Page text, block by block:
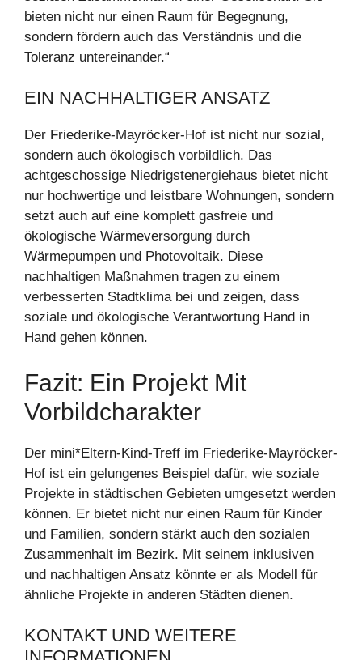
bieten nicht nur einen Raum für Begegnung,
sondern fördern auch das Verständnis und die
Toleranz untereinander.“
EIN NACHHALTIGER ANSATZ
Der Friederike-Mayröcker-Hof ist nicht nur sozial,
sondern auch ökologisch vorbildlich. Das
achtgeschossige Niedrigstenergiehaus bietet nicht
nur hochwertige und leistbare Wohnungen, sondern
setzt auch auf eine komplett gasfreie und
ökologische Wärmeversorgung durch
Wärmepumpen und Photovoltaik. Diese
nachhaltigen Maßnahmen tragen zu einem
verbesserten Stadtklima bei und zeigen, dass
soziale und ökologische Verantwortung Hand in
Hand gehen können.
Fazit: Ein Projekt Mit
Vorbildcharakter
Der mini*Eltern-Kind-Treff im Friederike-Mayröcker-
Hof ist ein gelungenes Beispiel dafür, wie soziale
Projekte in städtischen Gebieten umgesetzt werden
können. Er bietet nicht nur einen Raum für Kinder
und Familien, sondern stärkt auch den sozialen
Zusammenhalt im Bezirk. Mit seinem inklusiven
und nachhaltigen Ansatz könnte er als Modell für
ähnliche Projekte in anderen Städten dienen.
KONTAKT UND WEITERE